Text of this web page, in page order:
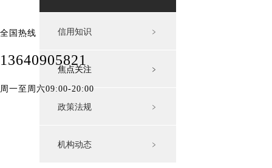
全国热线
13640905821
周一至周六09:00-20:00
信用知识 ﹥
焦点关注 ﹥
政策法规 ﹥
机构动态 ﹥